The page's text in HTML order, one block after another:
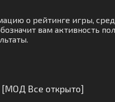
о рейтинге игры,
вам активность
[МОД Все открыто]